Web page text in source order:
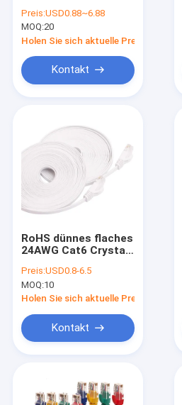
Rundkabel Kabel für
schnelles Netzwerk
Preis:USD0.88~6.88
MOQ:20
Holen Sie sich aktuelle Preis
Kontakt
RoHS dünnes flaches
24AWG Cat6 Crystal
Cable
Preis:USD0.8-6.5
MOQ:10
Holen Sie sich aktuelle Preis
Kontakt